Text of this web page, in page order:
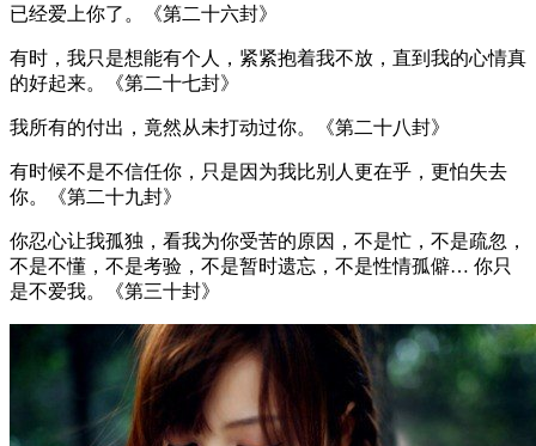
已经爱上你了。《第二十六封》
有时，我只是想能有个人，紧紧抱着我不放，直到我的心情真
的好起来。《第二十七封》
我所有的付出，竟然从未打动过你。《第二十八封》
有时候不是不信任你，只是因为我比别人更在乎，更怕失去
你。《第二十九封》
你忍心让我孤独，看我为你受苦的原因，不是忙，不是疏忽，
不是不懂，不是考验，不是暂时遗忘，不是性情孤僻… 你只
是不爱我。《第三十封》